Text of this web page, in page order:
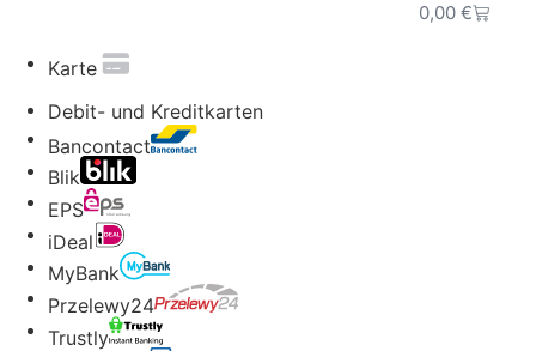
0,00 €
Karte
Debit- und Kreditkarten
Bancontact
Blik
EPS
iDeal
MyBank
Przelewy24
Trustly